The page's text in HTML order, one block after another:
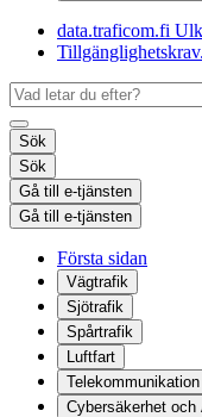
data.traficom.fi
Sök
Sök
Gå till e-tjänsten
Gå till e-tjänsten
Första sidan
Vägtrafik
Sjötrafik
Spårtrafik
Luftfart
Telekommunikation
Cybersäkerhet och